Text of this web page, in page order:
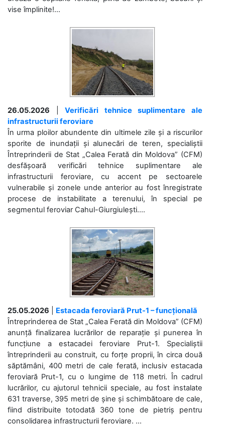
vise împlinite!...
26.05.2026 |Verificări tehnice suplimentare ale
infrastructurii feroviare
În urma ploilor abundente din ultimele zile și a riscurilor
sporite de inundații și alunecări de teren, specialiștii
Întreprinderii de Stat „Calea Ferată din Moldova” (CFM)
desfășoară verificări tehnice suplimentare ale
infrastructurii feroviare, cu accent pe sectoarele
vulnerabile și zonele unde anterior au fost înregistrate
procese de instabilitate a terenului, în special pe
segmentul feroviar Cahul-Giurgiulești....
25.05.2026
Estacada feroviară Prut-1 – funcțională
Întreprinderea de Stat „Calea Ferată din Moldova” (CFM)
anunță finalizarea lucrărilor de reparație și punerea în
funcțiune a estacadei feroviare Prut-1. Specialiștii
întreprinderii au construit, cu forțe proprii, în circa două
săptămâni, 400 metri de cale ferată, inclusiv estacada
feroviară Prut-1, cu o lungime de 118 metri. În cadrul
lucrărilor, cu ajutorul tehnicii speciale, au fost instalate
631 traverse, 395 metri de șine și schimbătoare de cale,
fiind distribuite totodată 360 tone de pietriș pentru
consolidarea infrastructurii feroviare. ...